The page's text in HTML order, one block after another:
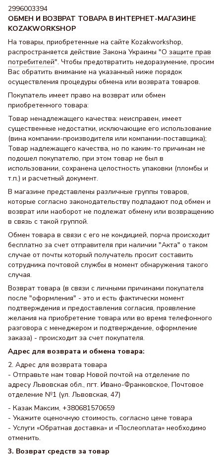
2996003394
ОБМЕН И ВОЗВРАТ ТОВАРА В ИНТЕРНЕТ-МАГАЗИНЕ
KOZAKWORKSHOP
На товары, приобретенные на сайте Kozakworkshop,
распространяется действие Закона Украины "О защите прав
потребителей". Чтобы предотвратить недоразумение, просим
Вас обратить внимание на указанный ниже порядок
осуществления процедуры обмена или возврата товаров.
Покупатель имеет право на возврат или обмен
приобретенного товара:
Товар ненадлежащего качества: неисправен, имеет
существенные недостатки, исключающие его использование
(вина компании-производителя или компании-поставщика);
Товар надлежащего качества, но по каким-то причинам не
подошел покупателю, при этом товар не был в
использовании, сохранена целостность упаковки (пломбы и
т.п.) и расчетный документ.
В магазине представлены различные группы товаров,
которые согласно законодательству подпадают под обмен и
возврат или наоборот не подлежат обмену или возвращению
в связь с такой группой.
Обмен товара в связи с его не кондицией, порча происходит
бесплатно за счет отправителя при наличии "Акта" о таком
случае от почты который получатель просит составить
сотрудника почтовой службы в момент обнаружения такого
случая.
Возврат товара (в связи с личными причинами покупателя
после "оформления" - это и есть фактически момент
подтверждения и предоставления согласия, проявление
желания на приобретение товара или во время телефонного
разговора с менеджером и подтверждение, оформление
заказа) - происходит за счет покупателя.
Адрес для возврата и обмена товара:
2. Адрес для возврата товара
- Отправьте нам товар Новой почтой на отделение по
адресу Львовская обл., пгт. Ивано-Франковское, Почтовое
отделение №1 (ул. Львовская, 47)
- Казак Максим, +380681570659
- Укажите оценочную стоимость, согласно цене товара
- Услуги «Обратная доставка» и «Послеоплата» необходимо
отменить.
3. Возврат средств за товар